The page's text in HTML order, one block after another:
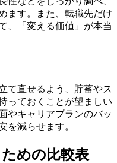
ます。また、転職先だけ
、「変える価値」が本当
て直せるよう、貯蓄やス
っておくことが望ましい
やキャリアプランのバッ
を減らせます。
めの比較表